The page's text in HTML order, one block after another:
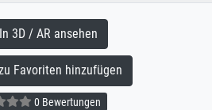
3D / AR ansehen
Favoriten hinzufügen
0 Bewertungen